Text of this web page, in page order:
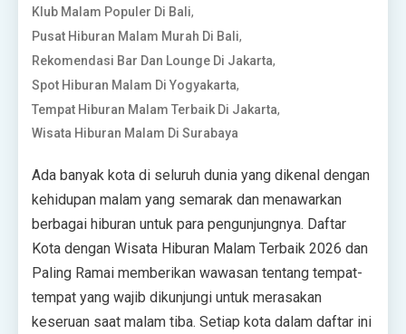
Klub Malam Populer Di Bali,
Pusat Hiburan Malam Murah Di Bali,
Rekomendasi Bar Dan Lounge Di Jakarta,
Spot Hiburan Malam Di Yogyakarta,
Tempat Hiburan Malam Terbaik Di Jakarta,
Wisata Hiburan Malam Di Surabaya
Ada banyak kota di seluruh dunia yang dikenal dengan
kehidupan malam yang semarak dan menawarkan
berbagai hiburan untuk para pengunjungnya. Daftar
Kota dengan Wisata Hiburan Malam Terbaik 2026 dan
Paling Ramai memberikan wawasan tentang tempat-
tempat yang wajib dikunjungi untuk merasakan
keseruan saat malam tiba. Setiap kota dalam daftar ini